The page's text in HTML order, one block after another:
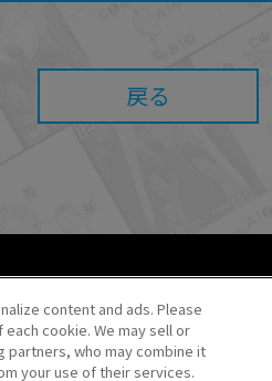
戻る
content and ads. Please
cookie. We may sell or
partners, who may combine it
your use of their services.
ューターウィルスに起因
予告なく変更または停止す